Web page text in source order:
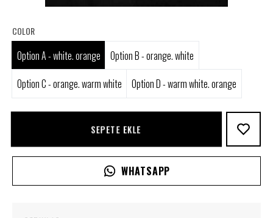
COLOR
Option A - white. orange
Option B - orange. white
Option C - orange. warm white
Option D - warm white. orange
SEPETE EKLE
WHATSAPP